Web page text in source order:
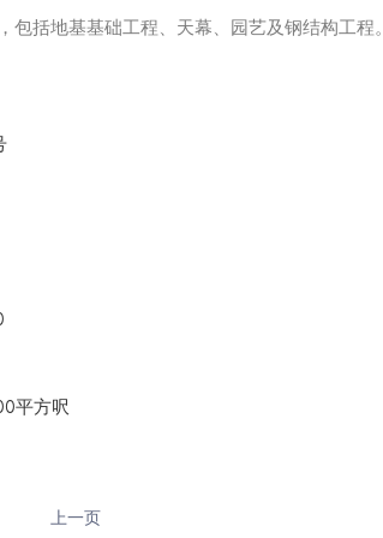
包括地基基础工程、天幕、园艺及钢结构工程。
平方呎
上一页